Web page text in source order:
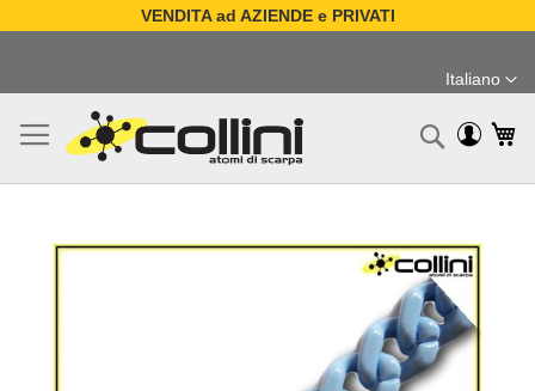
VENDITA ad AZIENDE e PRIVATI
contenuto
Lingua
Italiano